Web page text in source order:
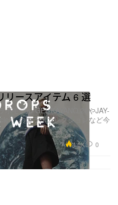
リースアイテム 6 選
ボモデル GEL-KAYANO 20やJAY-
〉のコラボコレクションなど今
4.6K 0